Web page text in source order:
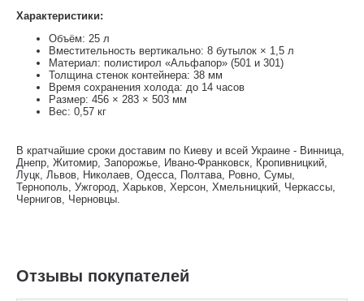
Характеристики:
Объём: 25 л
Вместительность вертикально: 8 бутылок × 1,5 л
Материал: полистирол «Альфапор» (501 и 301)
Толщина стенок контейнера: 38 мм
Время сохранения холода: до 14 часов
Размер: 456 × 283 × 503 мм
Вес: 0,57 кг
В кратчайшие сроки доставим по Киеву и всей Украине - Винница,
Днепр, Житомир, Запорожье, Ивано-Франковск, Кропивницкий,
Луцк, Львов, Николаев, Одесса, Полтава, Ровно, Сумы,
Тернополь, Ужгород, Харьков, Херсон, Хмельницкий, Черкассы,
Чернигов, Черновцы.
Отзывы покупателей